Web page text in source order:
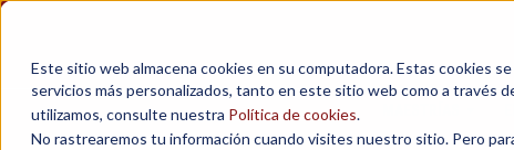
Este sitio web almacena cookies en su computadora. Estas cookies
servicios más personalizados, tanto en este sitio web como a través
utilizamos, consulte nuestra Política de cookies.
No rastrearemos tu información cuando visites nuestro sitio. Pero